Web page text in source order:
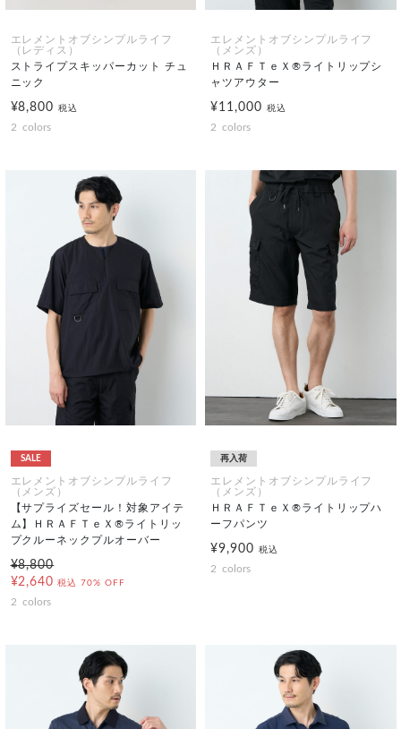
エレメントオブシンプルライフ
（レディス）
ストライプスキッパーカット チュ
ニック
¥8,800税込
2 colors
エレメントオブシンプルライフ
（メンズ）
ＨＲＡＦＴｅＸ®ライトリップシ
ャツアウター
¥11,000 税込
2 colors
SALE
エレメントオブシンプルライフ
（メンズ）
【サプライズセール！対象アイテ
ム】ＨＲＡＦＴｅＸ®ライトリッ
プクルーネックプルオーバー
¥8,800
¥2,640 税込 70% OFF
2 colors
再入荷
エレメントオブシンプルライフ
（メンズ）
ＨＲＡＦＴｅＸ®ライトリップハ
ーフパンツ
¥9,900 税込
2 colors